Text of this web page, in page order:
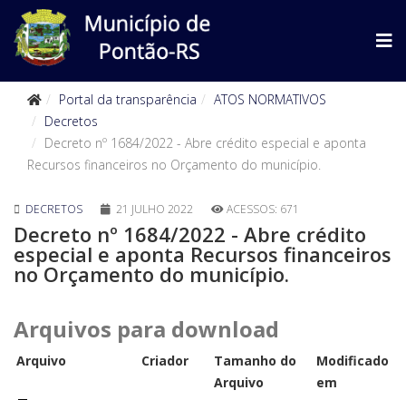
Portal da transparência
ATOS NORMATIVOS
Decretos
Decreto nº 1684/2022 - Abre crédito especial e aponta
Recursos financeiros no Orçamento do município.
DECRETOS 21 JULHO 2022 ACESSOS: 671
Decreto nº 1684/2022 - Abre crédito
especial e aponta Recursos financeiros
no Orçamento do município.
Arquivos para download
Arquivo Criador
Tamanho do
Arquivo
Modificado
em